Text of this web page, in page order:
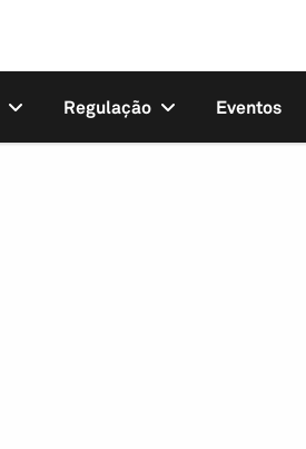
Regulação Eventos